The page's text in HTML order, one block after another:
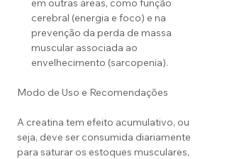
em outras áreas, como função
cerebral (energia e foco) e na
prevenção da perda de massa
muscular associada ao
envelhecimento (sarcopenia).
Modo de Uso e Recomendações
A creatina tem efeito acumulativo, ou
seja, deve ser consumida diariamente
para saturar os estoques musculares,